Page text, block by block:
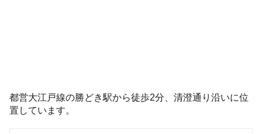
都営大江戸線の勝どき駅から徒歩2分、清澄通り沿いに位
置しています。